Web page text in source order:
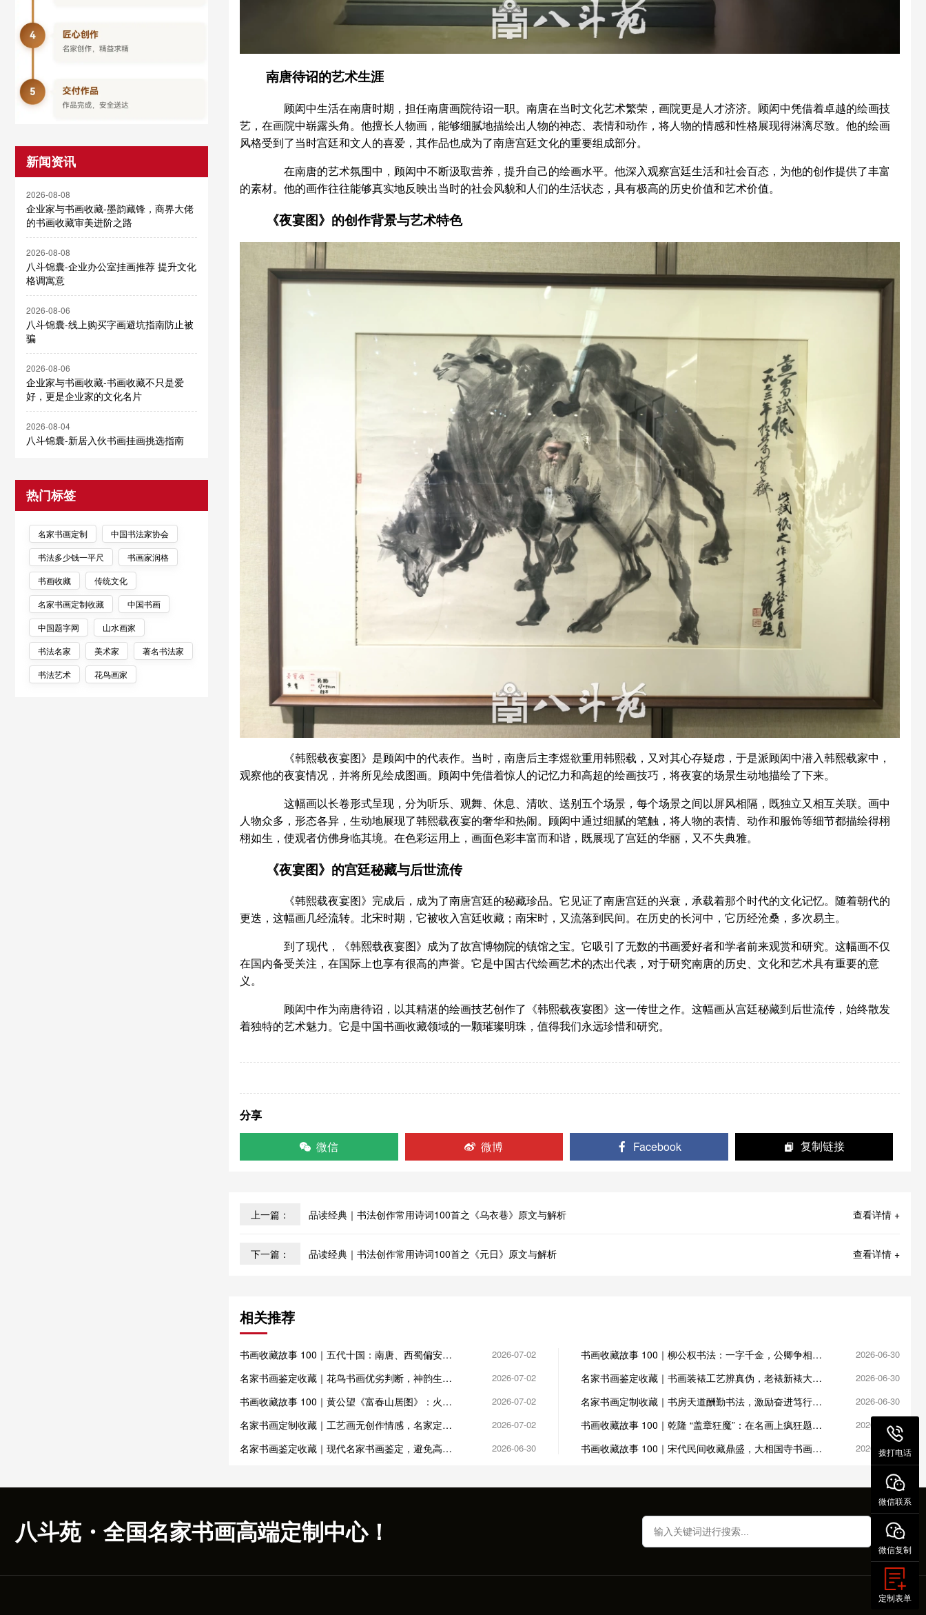
新闻资讯
2026-08-08
企业家与书画收藏-墨韵藏锋，商界大佬
的书画收藏审美进阶之路
2026-08-08
八斗锦囊-企业办公室挂画推荐 提升文化
格调寓意
2026-08-06
八斗锦囊-线上购买字画避坑指南防止被
骗
2026-08-06
企业家与书画收藏-书画收藏不只是爱
好，更是企业家的文化名片
2026-08-04
八斗锦囊-新居入伙书画挂画挑选指南
热门标签
名家书画定制
中国书法家协会
书法多少钱一平尺
书画家润格
书画收藏
传统文化
名家书画定制收藏
中国书画
中国题字网
山水画家
书法名家
美术家
著名书法家
书法艺术
花鸟画家
南唐待诏的艺术生涯
顾闳中生活在南唐时期，担任南唐画院待诏一职。南唐在当时文化艺术繁荣，画院更是人才济济。顾闳中凭借着卓越的绘画技
艺，在画院中崭露头角。他擅长人物画，能够细腻地描绘出人物的神态、表情和动作，将人物的情感和性格展现得淋漓尽致。他的绘画
风格受到了当时宫廷和文人的喜爱，其作品也成为了南唐宫廷文化的重要组成部分。
在南唐的艺术氛围中，顾闳中不断汲取营养，提升自己的绘画水平。他深入观察宫廷生活和社会百态，为他的创作提供了丰富
的素材。他的画作往往能够真实地反映出当时的社会风貌和人们的生活状态，具有极高的历史价值和艺术价值。
《夜宴图》的创作背景与艺术特色
《韩熙载夜宴图》是顾闳中的代表作。当时，南唐后主李煜欲重用韩熙载，又对其心存疑虑，于是派顾闳中潜入韩熙载家中，
观察他的夜宴情况，并将所见绘成图画。顾闳中凭借着惊人的记忆力和高超的绘画技巧，将夜宴的场景生动地描绘了下来。
这幅画以长卷形式呈现，分为听乐、观舞、休息、清吹、送别五个场景，每个场景之间以屏风相隔，既独立又相互关联。画中
人物众多，形态各异，生动地展现了韩熙载夜宴的奢华和热闹。顾闳中通过细腻的笔触，将人物的表情、动作和服饰等细节都描绘得栩
栩如生，使观者仿佛身临其境。在色彩运用上，画面色彩丰富而和谐，既展现了宫廷的华丽，又不失典雅。
《夜宴图》的宫廷秘藏与后世流传
《韩熙载夜宴图》完成后，成为了南唐宫廷的秘藏珍品。它见证了南唐宫廷的兴衰，承载着那个时代的文化记忆。随着朝代的
更迭，这幅画几经流转。北宋时期，它被收入宫廷收藏；南宋时，又流落到民间。在历史的长河中，它历经沧桑，多次易主。
到了现代，《韩熙载夜宴图》成为了故宫博物院的镇馆之宝。它吸引了无数的书画爱好者和学者前来观赏和研究。这幅画不仅
在国内备受关注，在国际上也享有很高的声誉。它是中国古代绘画艺术的杰出代表，对于研究南唐的历史、文化和艺术具有重要的意
义。
顾闳中作为南唐待诏，以其精湛的绘画技艺创作了《韩熙载夜宴图》这一传世之作。这幅画从宫廷秘藏到后世流传，始终散发
着独特的艺术魅力。它是中国书画收藏领域的一颗璀璨明珠，值得我们永远珍惜和研究。
分享
微信
微博 Facebook 复制链接
上一篇： 查看详情 +
品读经典｜书法创作常用诗词100首之《乌衣巷》原文与解析
下一篇： 查看详情 +
品读经典｜书法创作常用诗词100首之《元日》原文与解析
相关推荐
书画收藏故事 100｜五代十国：南唐、西蜀偏安，
2026-07-02
名家书画鉴定收藏｜花鸟书画优劣判断，神韵生动
2026-07-02
书画收藏故事 100｜黄公望《富春山居图》：火殉
2026-07-02
名家书画定制收藏｜工艺画无创作情感，名家定制
2026-07-02
名家书画鉴定收藏｜现代名家书画鉴定，避免高仿
2026-06-30
书画收藏故事 100｜柳公权书法：一字千金，公卿争相收
2026-06-30
名家书画鉴定收藏｜书画装裱工艺辨真伪，老裱新裱大有
2026-06-30
名家书画定制收藏｜书房天道酬勤书法，激励奋进笃行不
2026-06-30
书画收藏故事 100｜乾隆 “盖章狂魔”：在名画上疯狂题跋
2026-06-30
书画收藏故事 100｜宋代民间收藏鼎盛，大相国寺书画交
2026-06-27
八斗苑・全国名家书画高端定制中心！
拨打电话
微信联系
微信复制
定制表单